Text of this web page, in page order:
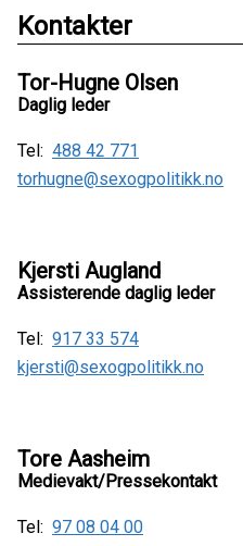
Kontakter
Tor-Hugne Olsen
Daglig leder
Tel: 488 42 771
torhugne@sexogpolitikk.no
Kjersti Augland
Assisterende daglig leder
Tel: 917 33 574
kjersti@sexogpolitikk.no
Tore Aasheim
Medievakt/Pressekontakt
Tel: 97 08 04 00